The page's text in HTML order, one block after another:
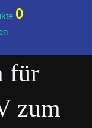
0
für
zum